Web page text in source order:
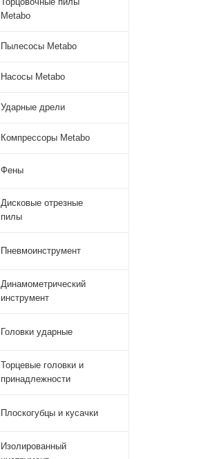
Metabo
Пылесосы Metabo
Насосы Metabo
Ударные дрели
Компрессоры Metabo
Фены
Дисковые отрезные
пилы
Пневмоинструмент
Динамометрический
инструмент
Головки ударные
Торцевые головки и
принадлежности
Плоскогубцы и кусачки
Изолированный